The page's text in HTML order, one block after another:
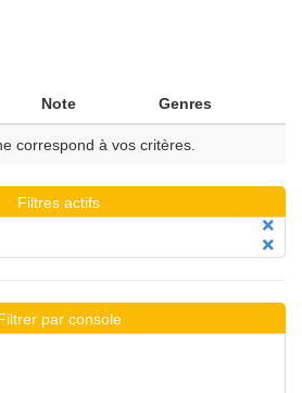
Note Genres
correspond à vos critères.
Filtres actifs
par console